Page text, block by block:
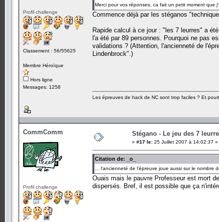
Profil challenge
Classement : 56/55625
Membre Héroïque
Hors ligne
Messages: 1258
Merci pour vos réponses, ca fait un petit moment que
Commence déjà par les stéganos
Rapide calcul à ce jour : "les 7 leurres" a
l'a été par 89 personnes. Pourquoi ne pas
validations ? (Attention, l'ancienneté de
Lindenbrock".)
Les épreuves de hack de NC sont trop faciles ? Et
CommComm
Profil challenge
Stégano - Le jeu des 7
« #17 le: 25 Juillet 2007 à 14:02:37 »
Citation de: _o_
... l'ancienneté de l'épreuve joue aussi sur le nombre
Ouais mais le pauvre Professeur est mort
dispersés. Bref, il est possible que ça